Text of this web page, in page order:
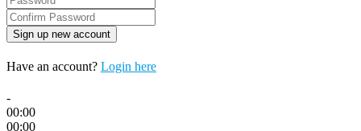
Have an account? Login here
-
00:00
00:00